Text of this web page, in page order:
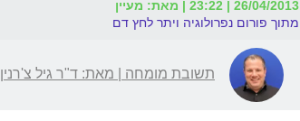
26/04/2013 | 23:22 | מאת: מעיין
מתוך פורום נפרולוגיה ויתר לחץ דם
תשובת מומחה | מאת: ד"ר גיל צ'רנין